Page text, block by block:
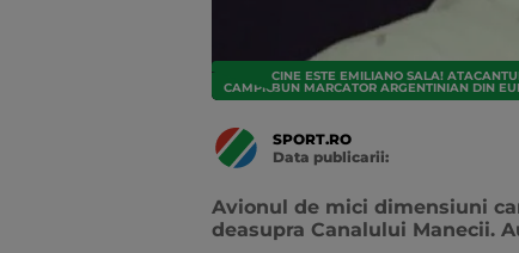
CAMPIONATE EXTERNE
CINE ESTE EMILIANO SALA!
BUN MARCATOR ARGENTINIAN DIN
SPORT.RO
Data publicarii:
Avionul de mici dimensiuni
deasupra Canalului Manecii.